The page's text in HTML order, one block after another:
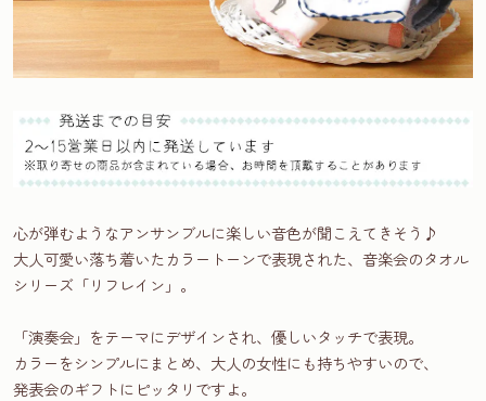
心が弾むようなアンサンブルに楽しい音色が聞こえてきそう♪
大人可愛い落ち着いたカラートーンで表現された、音楽会のタオル
シリーズ「リフレイン」。
「演奏会」をテーマにデザインされ、優しいタッチで表現。
カラーをシンプルにまとめ、大人の女性にも持ちやすいので、
発表会のギフトにピッタリですよ。